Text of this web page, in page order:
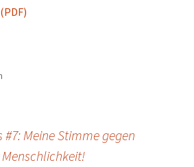
Meine Stimme gegen